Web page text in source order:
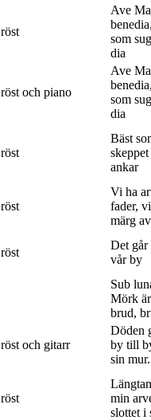
röst
Ave
som
dia
röst och piano
Ave
som
dia
röst
Bäst
ankar
röst
Vi ha
fader,
märg
röst
Det går
vår by
Sub
Mörk
brud,
röst och gitarr
Döden
by till
sin
röst
min
slottet i